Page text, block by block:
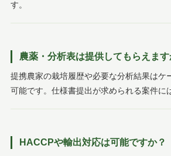
す。
農薬・分析表は提供してもらえます
提携農家の栽培履歴や必要な分析結果はケ
可能です。仕様書提出が求められる案件に
HACCPや輸出対応は可能ですか？